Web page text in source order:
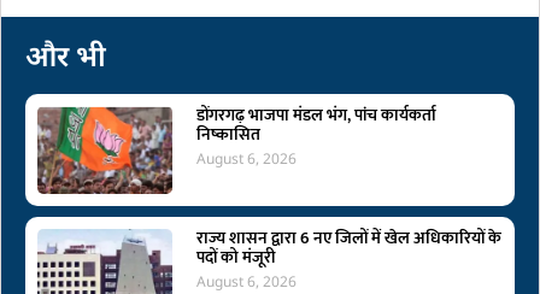
और भी
डोंगरगढ़ भाजपा मंडल भंग, पांच कार्यकर्ता
निष्कासित
August 6, 2026
राज्य शासन द्वारा 6 नए जिलों में खेल अधिकारियों के
पदों को मंजूरी
August 6, 2026